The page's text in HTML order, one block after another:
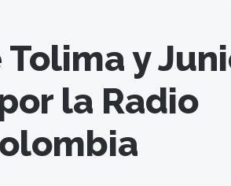
y
la Radio